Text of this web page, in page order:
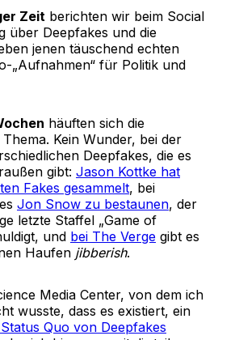
Zeit berichten wir beim Social
über Deepfakes und die
jenen täuschend echten
„Aufnahmen“ für Politik und
häuften sich die
Kein Wunder, bei der
Deepfakes, die es
gibt: Jason Kottke hat
Fakes gesammelt, bei
Jon Snow zu bestaunen, der
letzte Staffel „Game of
und bei The Verge gibt es
Haufen jibberish.
Media Center, von dem ich
wusste, dass es existiert, ein
Quo von Deepfakes